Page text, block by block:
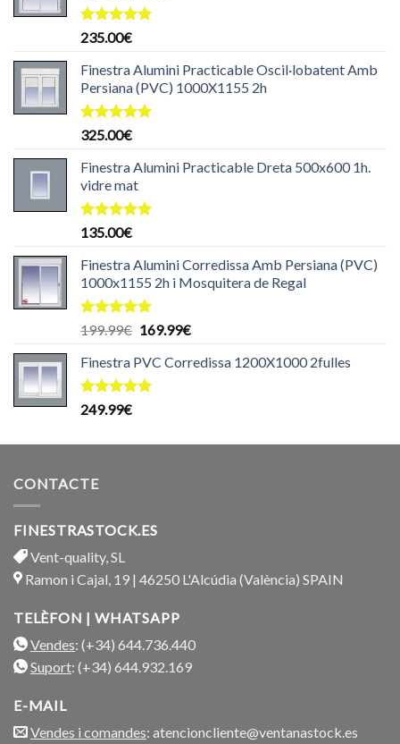
Puntuat
de 5
235.00€
Finestra Alumini Practicable Oscil·lobatent Amb
Persiana (PVC) 1000X1155 2h
Puntuat
de 5
325.00€
Finestra Alumini Practicable Dreta 500x600 1h.
vidre mat
Puntuat
de 5
135.00€
Finestra Alumini Corredissa Amb Persiana (PVC)
1000x1155 2h i Mosquitera de Regal
Puntuat
de 5
199.99€ El
original
era:
169.99€El
actual
Finestra PVC Corredissa 1200X1000 2fulles
Puntuat
249.99€
CONTACTE
FINESTRASTOCK.ES
Vent-quality, SL
Ramon i Cajal, 19 | 46250 L'Alcúdia (València) SPAIN
TELÈFON | WHATSAPP
Vendes: (+34) 644.736.440
Suport: (+34) 644.932.169
E-MAIL
Vendes i comandes: atencioncliente@ventanastock.es